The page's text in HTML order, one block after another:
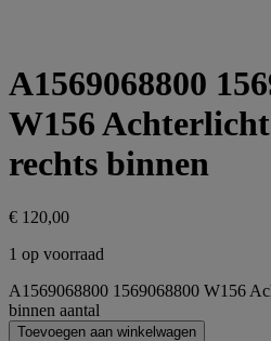
A1569068800
W156
rechts binnen
€ 120,00
1 op voorraad
A1569068800 1569068800 W156
binnen aantal
Toevoegen aan winkelwagen